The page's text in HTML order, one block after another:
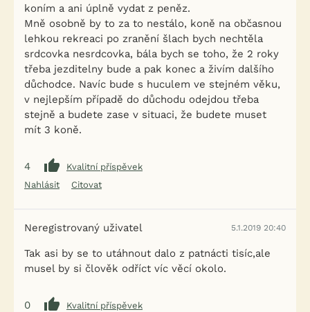
koním a ani úplně vydat z peněz.
Mně osobně by to za to nestálo, koně na občasnou
lehkou rekreaci po zranění šlach bych nechtěla
srdcovka nesrdcovka, bála bych se toho, že 2 roky
třeba jezditelny bude a pak konec a živím dalšího
důchodce. Navíc bude s huculem ve stejném věku,
v nejlepším případě do důchodu odejdou třeba
stejně a budete zase v situaci, že budete muset
mít 3 koně.
4
Kvalitní příspěvek
Nahlásit
Citovat
Neregistrovaný uživatel 5.1.2019 20:40
Tak asi by se to utáhnout dalo z patnácti tisíc,ale
musel by si člověk odříct víc věcí okolo.
0
Kvalitní příspěvek